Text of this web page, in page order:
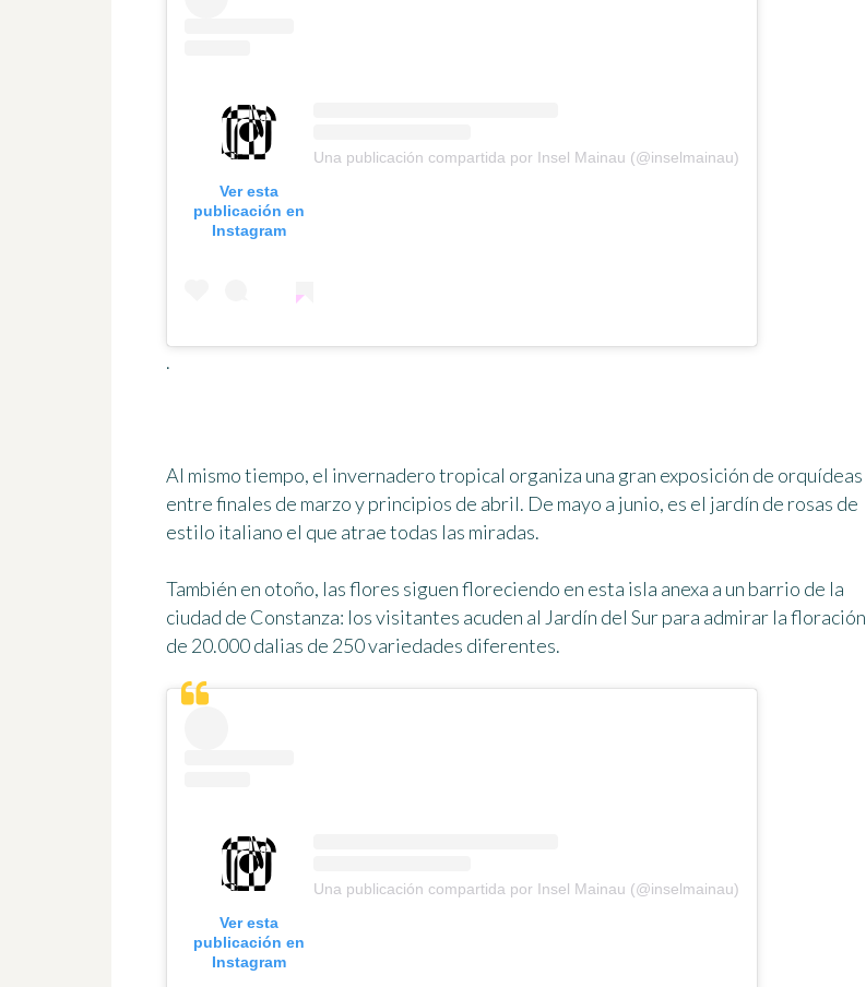
Ver esta
publicación en
Instagram
Una publicación compartida por Insel Mainau (@inselmainau)
.
Al mismo tiempo, el invernadero tropical organiza una gran exposición de orquídeas
entre finales de marzo y principios de abril. De mayo a junio, es el jardín de rosas de
estilo italiano el que atrae todas las miradas.
También en otoño, las flores siguen floreciendo en esta isla anexa a un barrio de la
ciudad de Constanza: los visitantes acuden al Jardín del Surpara admirar la floración
de 20.000 dalias de 250 variedades diferentes.
Ver esta
publicación en
Instagram
Una publicación compartida por Insel Mainau (@inselmainau)